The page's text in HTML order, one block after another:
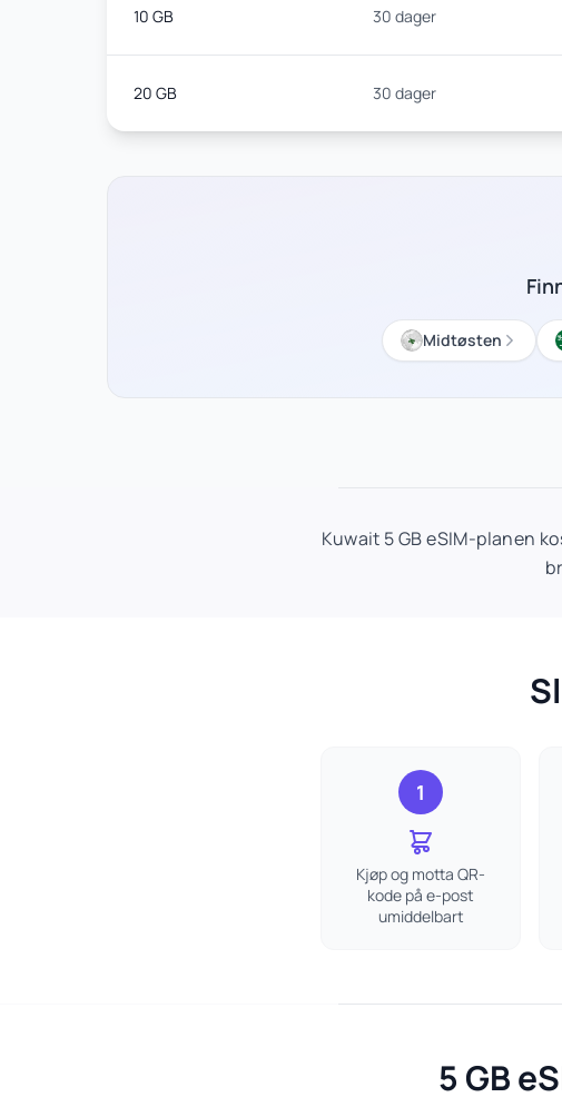
10 GB 30 dager
20 GB 30 dager
Midtøsten
Kuwait 5 GB eSIM-planen
1
Kjøp og motta QR-
kode på e-post
umiddelbart
5 GB